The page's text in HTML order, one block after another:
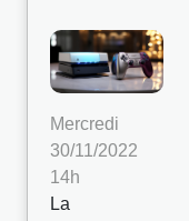
Mercredi
30/11/2022
14h
La